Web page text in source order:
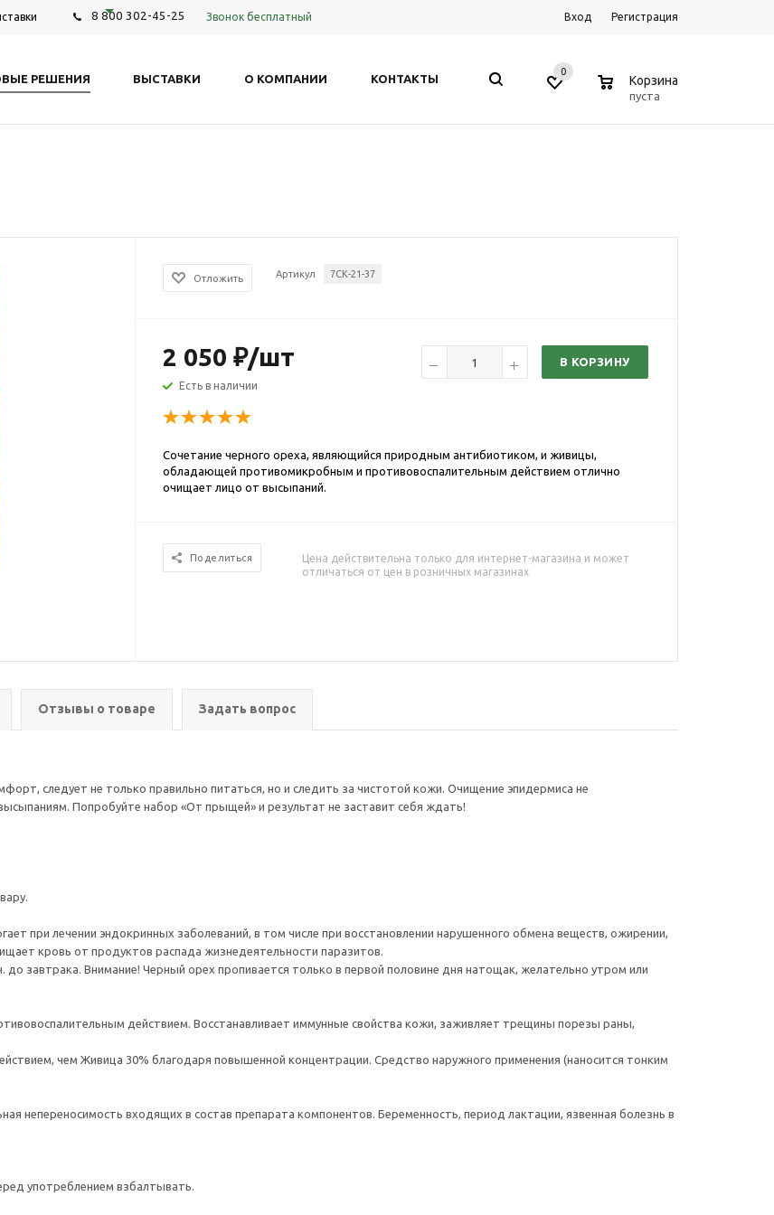
8 800 302-45-25 Звонок бесплатный Вход Регистрация
РЕШЕНИЯ ВЫСТАВКИ О КОМПАНИИ КОНТАКТЫ
0
Корзина
пуста
Отложить Артикул 7СК-21-37
2 050 ₽/шт
Есть в наличии
В КОРЗИНУ
Сочетание черного ореха, являющийся природным антибиотиком, и живицы,
обладающей противомикробным и противовоспалительным действием отлично
очищает лицо от высыпаний.
Поделиться
Цена действительна только для интернет-магазина и может
отличаться от цен в розничных магазинах
Отзывы о товаре Задать вопрос
следует не только правильно питаться, но и следить за чистотой кожи. Очищение эпидермиса не
Попробуйте набор «От прыщей» и результат не заставит себя ждать!
при лечении эндокринных заболеваний, в том числе при восстановлении нарушенного обмена веществ, ожирении,
кровь от продуктов распада жизнедеятельности паразитов.
до завтрака. Внимание! Черный орех пропивается только в первой половине дня натощак, желательно утром или
действием. Восстанавливает иммунные свойства кожи, заживляет трещины порезы раны,
чем Живица 30% благодаря повышенной концентрации. Средство наружного применения (наносится тонким
непереносимость входящих в состав препарата компонентов. Беременность, период лактации, язвенная болезнь в
употреблением взбалтывать.